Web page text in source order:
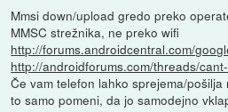
Mmsi down/upload gredo preko
MMSC strežnika, ne preko wifi
http://forums.androidcentral.com/
http://androidforums.com/threads/
Če vam telefon lahko sprejema/
to samo pomeni, da jo samodejno